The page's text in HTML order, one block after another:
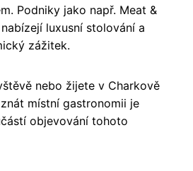
Podniky jako např. Meat &
luxusní stolování a
zážitek.
nebo žijete v Charkově
místní gastronomii je
objevování tohoto